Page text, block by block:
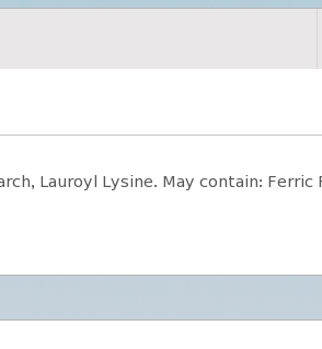
Lauroyl Lysine. May contain: Ferric